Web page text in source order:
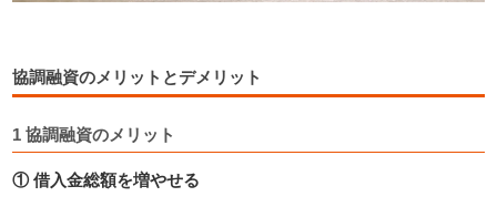
協調融資のメリットとデメリット
1 協調融資のメリット
① 借入金総額を増やせる